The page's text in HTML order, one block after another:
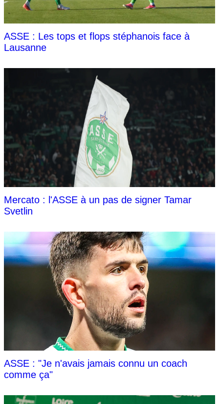
ASSE : Les tops et flops stéphanois face à
Lausanne
Mercato : l'ASSE à un pas de signer Tamar
Svetlin
ASSE : "Je n'avais jamais connu un coach
comme ça"